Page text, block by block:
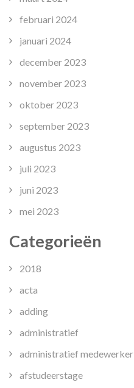
februari 2024
januari 2024
december 2023
november 2023
oktober 2023
september 2023
augustus 2023
juli 2023
juni 2023
mei 2023
Categorieën
2018
acta
adding
administratief
administratief medewerker
afstudeerstage